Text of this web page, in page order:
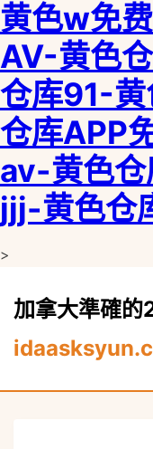
黄色w免
AV-黄色
仓库91-
仓库APP
av-黄色
jjj-黄色仓
>
加拿大準確的